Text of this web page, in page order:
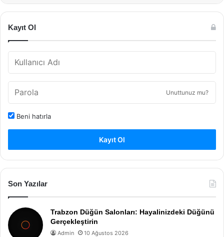
Kayıt Ol
Unuttunuz mu?
Beni hatırla
Kayıt Ol
Son Yazılar
Trabzon Düğün Salonları: Hayalinizdeki Düğünü
Gerçekleştirin
Admin 10 Ağustos 2026